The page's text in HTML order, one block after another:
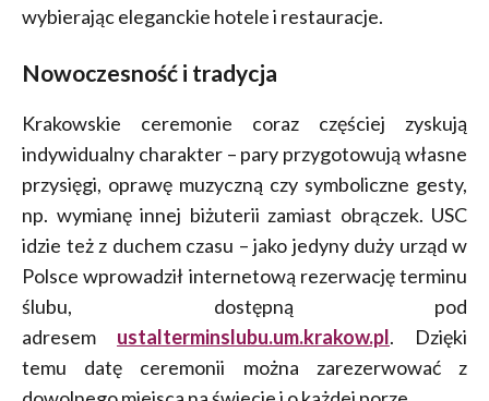
wybierając eleganckie hotele i restauracje.
Nowoczesność i tradycja
Krakowskie ceremonie coraz częściej zyskują
indywidualny charakter – pary przygotowują własne
przysięgi, oprawę muzyczną czy symboliczne gesty,
np. wymianę innej biżuterii zamiast obrączek. USC
idzie też z duchem czasu – jako jedyny duży urząd w
Polsce wprowadził internetową rezerwację terminu
ślubu, dostępną pod
adresem ustalterminslubu.um.krakow.pl. Dzięki
temu datę ceremonii można zarezerwować z